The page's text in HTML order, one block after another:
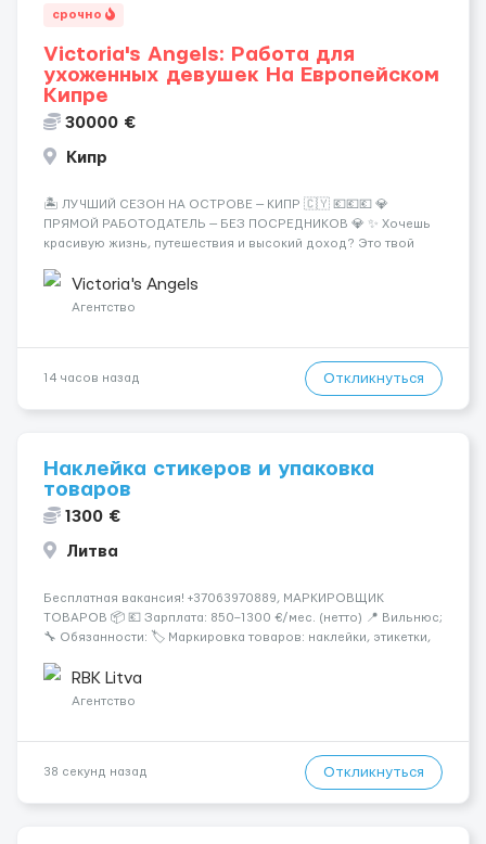
срочно
Victoria's Angels: Работа для
ухоженных девушек На Европейском
Кипре
30000 €
Кипр
🏝️ ЛУЧШИЙ СЕЗОН НА ОСТРОВЕ — КИПР 🇨🇾 💶💶💶 💎
ПРЯМОЙ РАБОТОДАТЕЛЬ — БЕЗ ПОСРЕДНИКОВ 💎 ✨ Хочешь
красивую жизнь, путешествия и высокий доход? Это твой
Опытная команда с годами практики — Стабильный поток
клиентов (без ...
Victoria's Angels
Агентство
14 часов назад Откликнуться
Наклейка стикеров и упаковка
товаров
1300 €
Литва
Бесплатная вакансия! +37063970889, МАРКИРОВЩИК
ТОВАРОВ 📦 💶 Зарплата: 850–1300 €/мес. (нетто) 📍 Вильнюс;
🔧 Обязанности: 🏷️ Маркировка товаров: наклейки, этикетки,
косметика и др. 👨‍🏫 Всему обучаем на месте — опы...
RBK Litva
Агентство
38 секунд назад Откликнуться